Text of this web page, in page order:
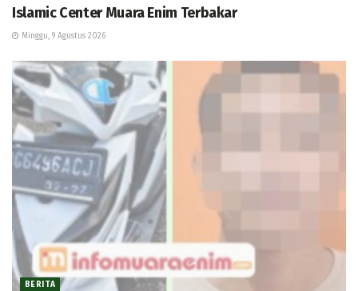
Islamic Center Muara Enim Terbakar
Minggu, 9 Agustus 2026
BERITA